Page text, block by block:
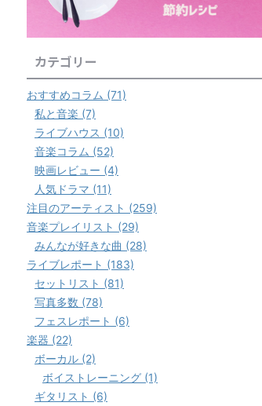
カテゴリー
おすすめコラム (71)
私と音楽 (7)
ライブハウス (10)
音楽コラム (52)
映画レビュー (4)
人気ドラマ (11)
注目のアーティスト (259)
音楽プレイリスト (29)
みんなが好きな曲 (28)
ライブレポート (183)
セットリスト (81)
写真多数 (78)
フェスレポート (6)
楽器 (22)
ボーカル (2)
ボイストレーニング (1)
ギタリスト (6)